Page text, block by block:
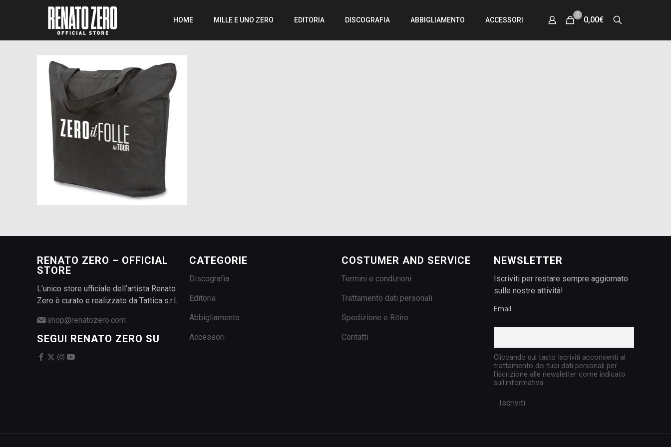
HOME MILLE E UNO ZERO EDITORIA DISCOGRAFIA ABBIGLIAMENTO ACCESSORI
0
0,00€
RENATO ZERO – OFFICIAL
STORE
L’unico store ufficiale dell’artista Renato
Zero è curato e realizzato da Tattica s.r.l.
shop@renatozero.com
SEGUI RENATO ZERO SU
CATEGORIE
Discografia
Editoria
Abbigliamento
Accessori
COSTUMER AND SERVICE
Termini e condizioni
Trattamento dati personali
Spedizione e Ritiro
Contatti
NEWSLETTER
Iscriviti per restare sempre aggiornato
sulle nostre attività!
Email
Cliccando sul tasto Iscriviti acconsenti al
trattamento dei tuoi dati personali per
l'iscrizione alle newsletter come indicato
sull'informativa